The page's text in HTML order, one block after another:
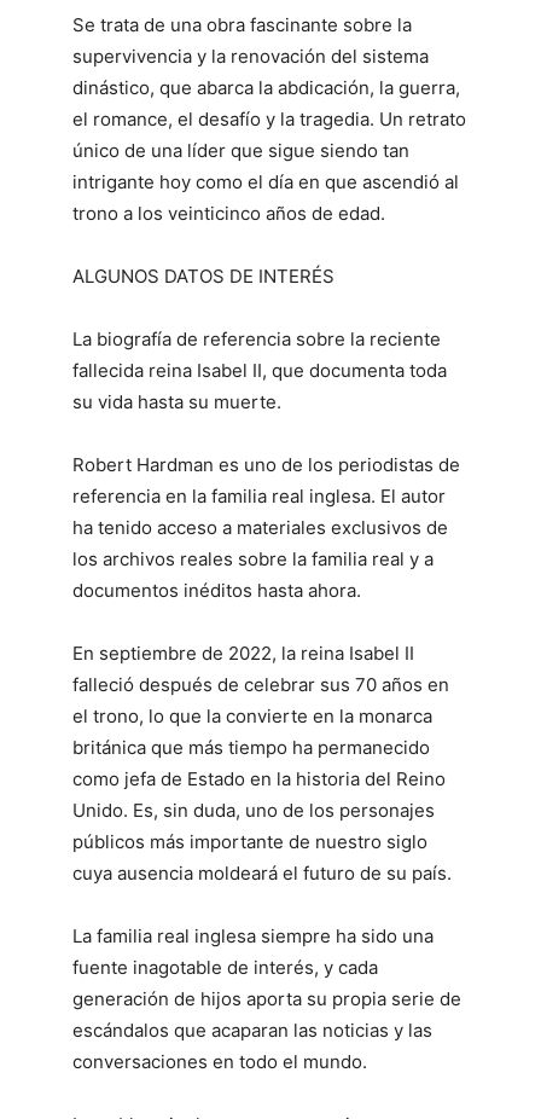
Se trata de una obra fascinante sobre la
supervivencia y la renovación del sistema
dinástico, que abarca la abdicación, la guerra,
el romance, el desafío y la tragedia. Un retrato
único de una líder que sigue siendo tan
intrigante hoy como el día en que ascendió al
trono a los veinticinco años de edad.
ALGUNOS DATOS DE INTERÉS
La biografía de referencia sobre la reciente
fallecida reina Isabel II, que documenta toda
su vida hasta su muerte.
Robert Hardman es uno de los periodistas de
referencia en la familia real inglesa. El autor
ha tenido acceso a materiales exclusivos de
los archivos reales sobre la familia real y a
documentos inéditos hasta ahora.
En septiembre de 2022, la reina Isabel II
falleció después de celebrar sus 70 años en
el trono, lo que la convierte en la monarca
británica que más tiempo ha permanecido
como jefa de Estado en la historia del Reino
Unido. Es, sin duda, uno de los personajes
públicos más importante de nuestro siglo
cuya ausencia moldeará el futuro de su país.
La familia real inglesa siempre ha sido una
fuente inagotable de interés, y cada
generación de hijos aporta su propia serie de
escándalos que acaparan las noticias y las
conversaciones en todo el mundo.